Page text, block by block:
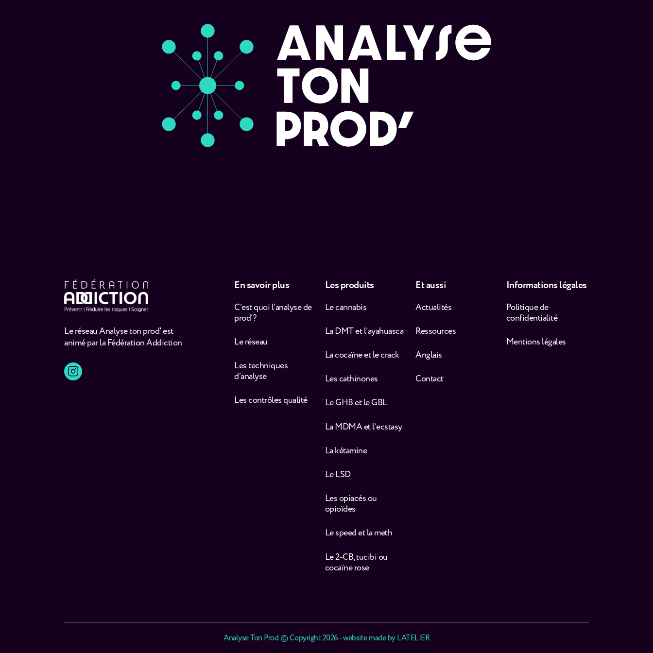
Le réseau Analyse ton prod' est
animé par la Fédération Addiction
En savoir plus
C’est quoi l’analyse de
prod’ ?
Le réseau
Les techniques
d’analyse
Les contrôles qualité
Les produits
Le cannabis
La DMT et l’ayahuasca
La cocaïne et le crack
Les cathinones
Le GHB et le GBL
La MDMA et l’ecstasy
La kétamine
Le LSD
Les opiacés ou
opioïdes
Le speed et la meth
Le 2-CB, tucibi ou
cocaïne rose
Et aussi
Actualités
Ressources
Anglais
Contact
Informations légales
Politique de
confidentialité
Mentions légales
Analyse Ton Prod © Copyright 2026 - website made byLATELIER